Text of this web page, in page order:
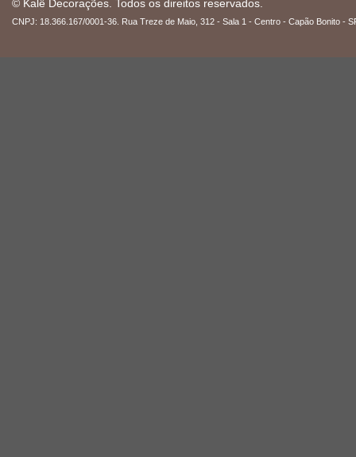
© Kalê Decorações. Todos os direitos reservados.
CNPJ: 18.366.167/0001-36. Rua Treze de Maio, 312 - Sala 1 - Centro - Capão Bonito -